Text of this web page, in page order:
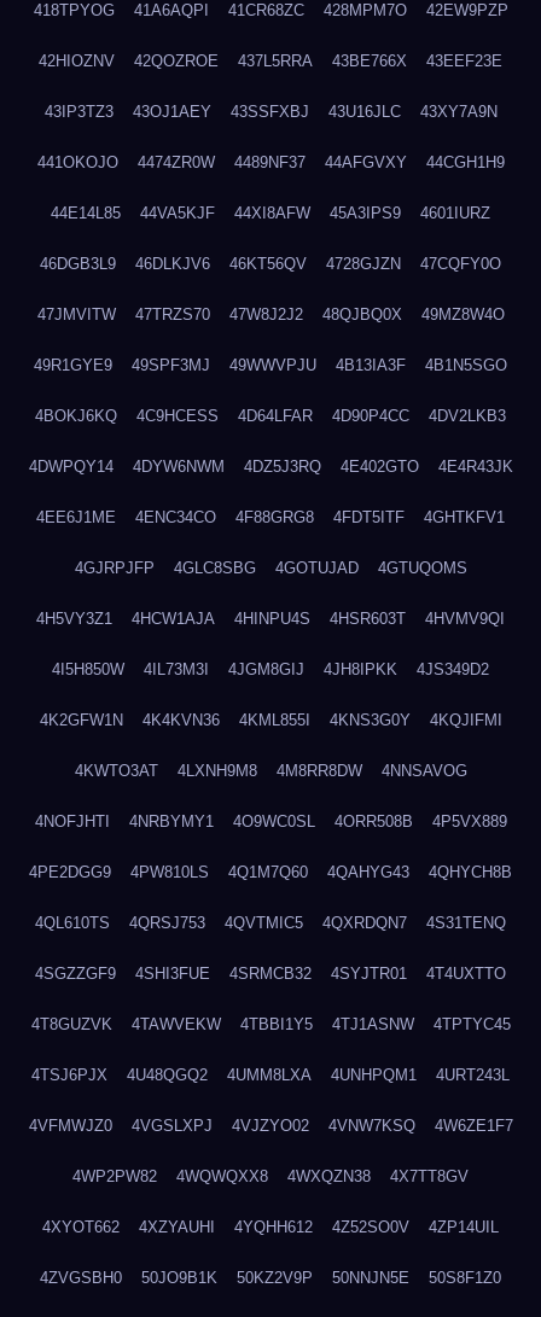
418TPYOG 41A6AQPI 41CR68ZC 428MPM7O 42EW9PZP
42HIOZNV 42QOZROE 437L5RRA 43BE766X 43EEF23E
43IP3TZ3 43OJ1AEY 43SSFXBJ 43U16JLC 43XY7A9N
441OKOJO 4474ZR0W 4489NF37 44AFGVXY 44CGH1H9
44E14L85 44VA5KJF 44XI8AFW 45A3IPS9 4601IURZ
46DGB3L9 46DLKJV6 46KT56QV 4728GJZN 47CQFY0O
47JMVITW 47TRZS70 47W8J2J2 48QJBQ0X 49MZ8W4O
49R1GYE9 49SPF3MJ 49WWVPJU 4B13IA3F 4B1N5SGO
4BOKJ6KQ 4C9HCESS 4D64LFAR 4D90P4CC 4DV2LKB3
4DWPQY14 4DYW6NWM 4DZ5J3RQ 4E402GTO 4E4R43JK
4EE6J1ME 4ENC34CO 4F88GRG8 4FDT5ITF 4GHTKFV1
4GJRPJFP 4GLC8SBG 4GOTUJAD 4GTUQOMS
4H5VY3Z1 4HCW1AJA 4HINPU4S 4HSR603T 4HVMV9QI
4I5H850W 4IL73M3I 4JGM8GIJ 4JH8IPKK 4JS349D2
4K2GFW1N 4K4KVN36 4KML855I 4KNS3G0Y 4KQJIFMI
4KWTO3AT 4LXNH9M8 4M8RR8DW 4NNSAVOG
4NOFJHTI 4NRBYMY1 4O9WC0SL 4ORR508B 4P5VX889
4PE2DGG9 4PW810LS 4Q1M7Q60 4QAHYG43 4QHYCH8B
4QL610TS 4QRSJ753 4QVTMIC5 4QXRDQN7 4S31TENQ
4SGZZGF9 4SHI3FUE 4SRMCB32 4SYJTR01 4T4UXTTO
4T8GUZVK 4TAWVEKW 4TBBI1Y5 4TJ1ASNW 4TPTYC45
4TSJ6PJX 4U48QGQ2 4UMM8LXA 4UNHPQM1 4URT243L
4VFMWJZ0 4VGSLXPJ 4VJZYO02 4VNW7KSQ 4W6ZE1F7
4WP2PW82 4WQWQXX8 4WXQZN38 4X7TT8GV
4XYOT662 4XZYAUHI 4YQHH612 4Z52SO0V 4ZP14UIL
4ZVGSBH0 50JO9B1K 50KZ2V9P 50NNJN5E 50S8F1Z0